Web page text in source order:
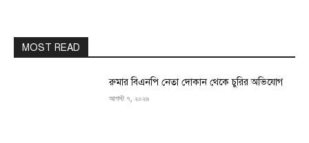
MOST READ
রুমার বিএনপি নেতা দোকান থেকে চুরির অভিযোগ
আগস্ট ৭, ২০২৬